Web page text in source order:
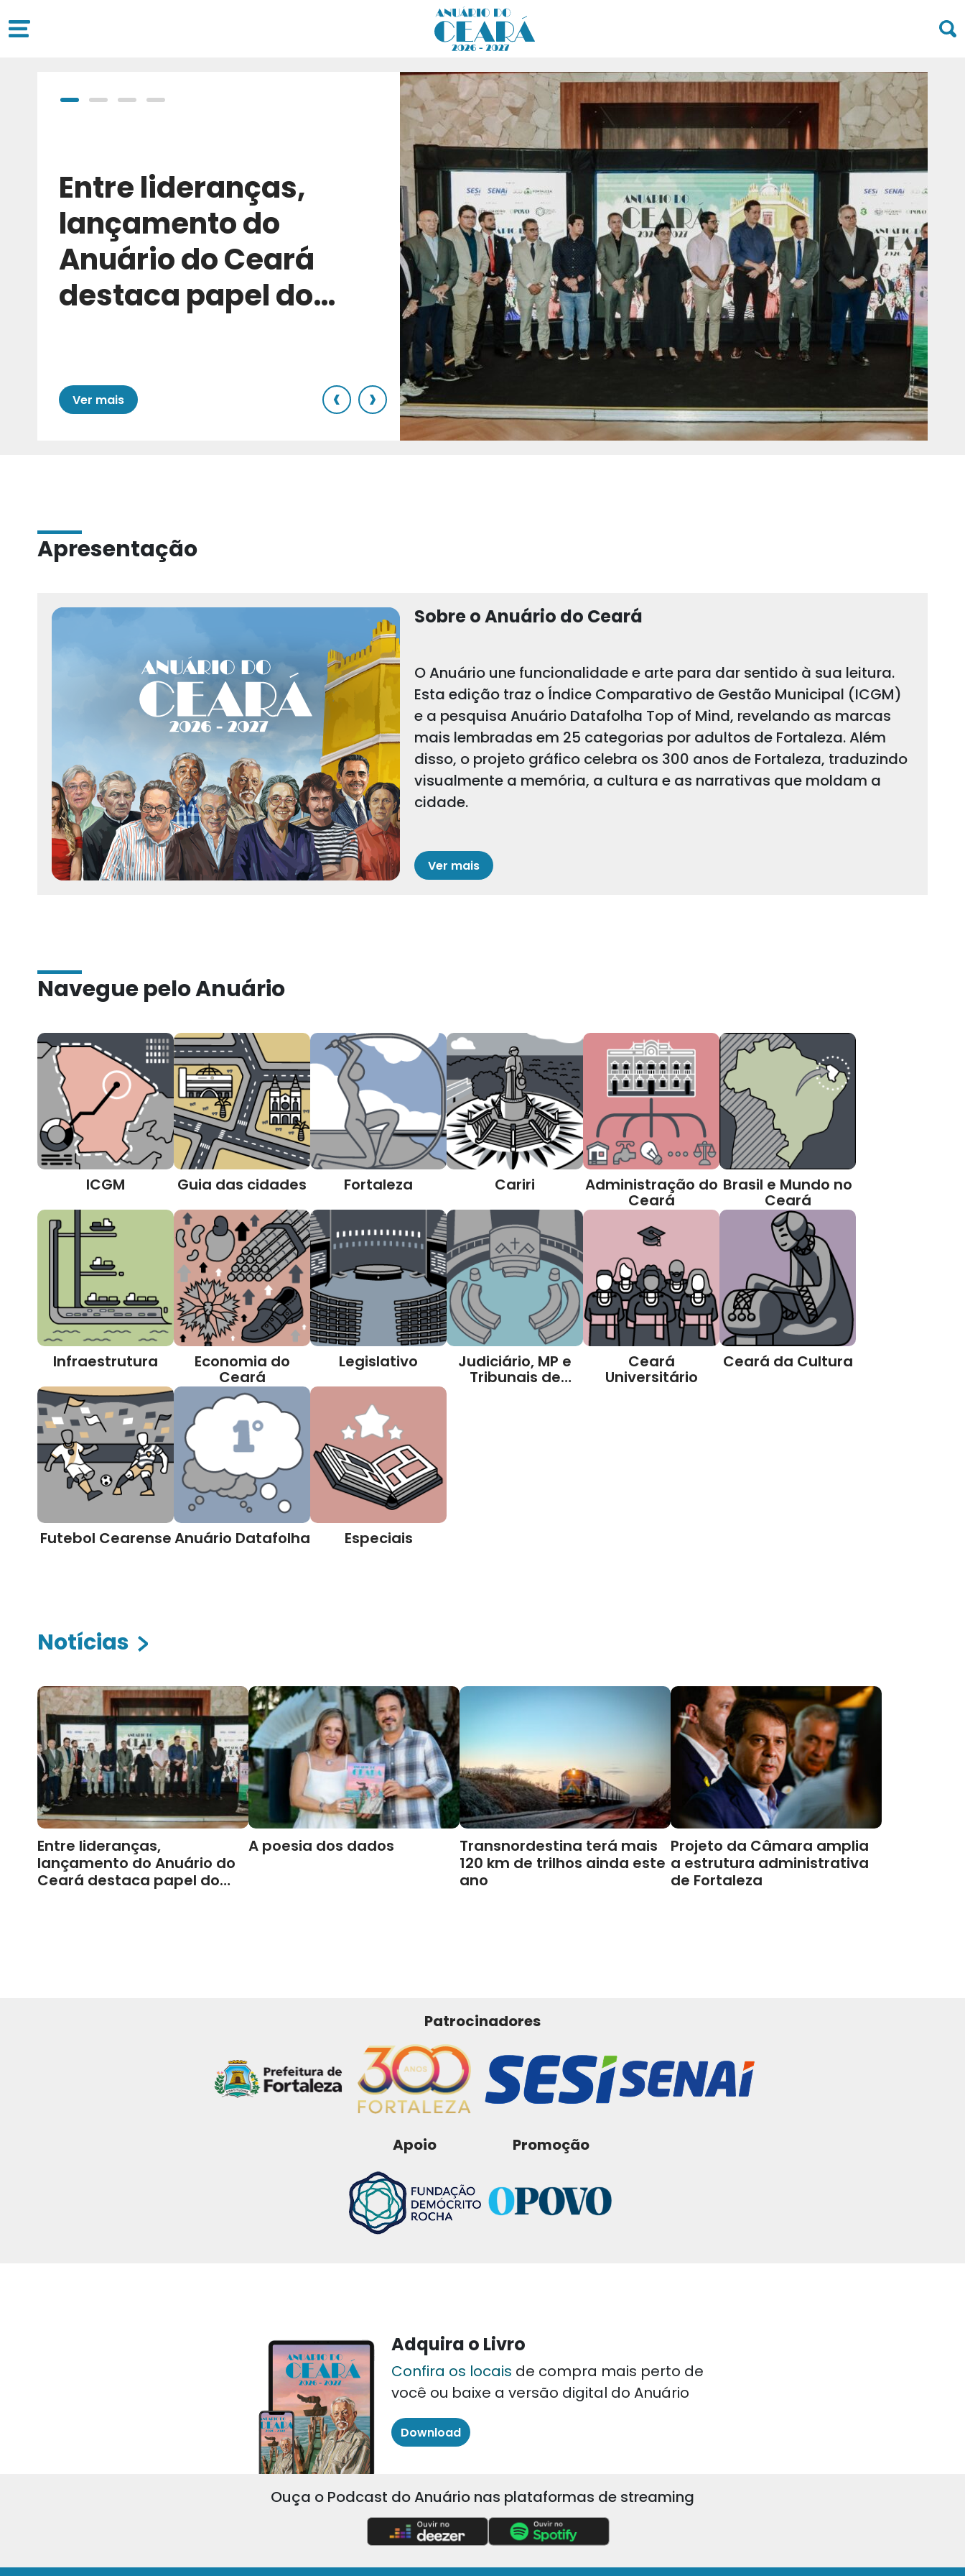
Entre lideranças,
lançamento do
Anuário do Ceará
destaca papel do
Ver mais ‹ ›
Apresentação
Sobre o Anuário do Ceará
O Anuário une funcionalidade e arte para dar sentido à sua leitura.
Esta edição traz o Índice Comparativo de Gestão Municipal (ICGM)
e a pesquisa Anuário Datafolha Top of Mind, revelando as marcas
mais lembradas em 25 categorias por adultos de Fortaleza. Além
disso, o projeto gráfico celebra os 300 anos de Fortaleza, traduzindo
visualmente a memória, a cultura e as narrativas que moldam a
cidade.
Ver mais
Navegue pelo Anuário
ICGM Guia das cidades Fortaleza Cariri Administração do
Ceará
Brasil e Mundo no
Ceará
Infraestrutura Economia do
Ceará
Legislativo Judiciário, MP e
Tribunais de
Ceará
Universitário
Ceará da Cultura
Futebol CearenseAnuário Datafolha Especiais
Notícias
Entre lideranças,
lançamento do Anuário do
Ceará destaca papel do
A poesia dos dados
Transnordestina terá mais
120 km de trilhos ainda este
ano
Projeto da Câmara amplia
a estrutura administrativa
de Fortaleza
Patrocinadores
Apoio Promoção
Adquira o Livro
Confira os locais de compra mais perto de
você ou baixe a versão digital do Anuário
Download
Ouça o Podcast do Anuário nas plataformas de streaming